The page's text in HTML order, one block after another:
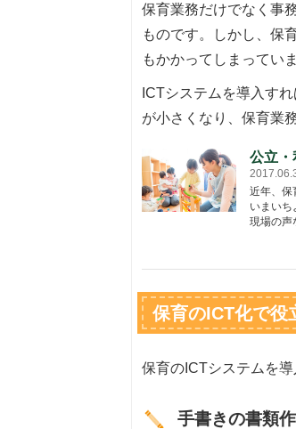
保育業務だけでなく事
ものです。しかし、保
もかかってしまってい
ICTシステムを導入す
が小さくなり、保育業
公立・
近年、保
いまいち
現場の声
保育のICT化で役
保育のICTシステムを
手書きの書類